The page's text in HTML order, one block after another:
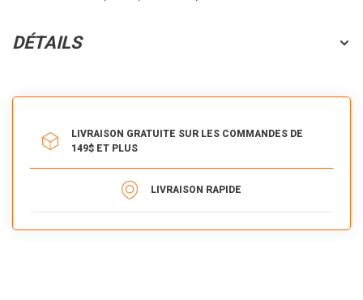
DÉTAILS
LIVRAISON GRATUITE SUR LES COMMANDES DE
149$ ET PLUS
LIVRAISON RAPIDE